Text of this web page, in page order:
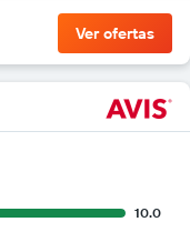
Ver ofertas
10.0